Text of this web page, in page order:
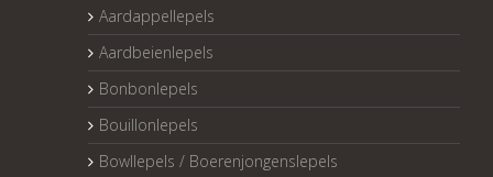
Aardappellepels
Aardbeienlepels
Bonbonlepels
Bouillonlepels
Bowllepels / Boerenjongenslepels